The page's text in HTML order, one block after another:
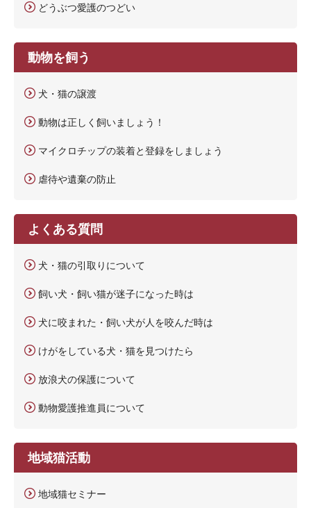
どうぶつ愛護のつどい
動物を飼う
犬・猫の譲渡
動物は正しく飼いましょう！
マイクロチップの装着と登録をしましょう
虐待や遺棄の防止
よくある質問
犬・猫の引取りについて
飼い犬・飼い猫が迷子になった時は
犬に咬まれた・飼い犬が人を咬んだ時は
けがをしている犬・猫を見つけたら
放浪犬の保護について
動物愛護推進員について
地域猫活動
地域猫セミナー